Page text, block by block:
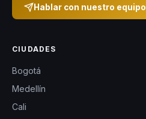
Hablar con nuestro equipo
CIUDADES
Bogotá
Medellín
Cali